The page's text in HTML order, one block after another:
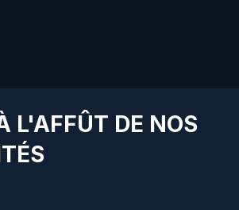
L'AFFÛT DE NOS